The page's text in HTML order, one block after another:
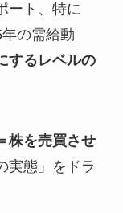
ート、特に
の需給動
するレベルの
株を売買させ
実態」をドラ